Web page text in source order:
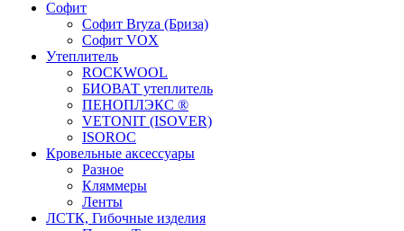
Софит
Софит Bryza (Бриза)
Софит VOX
Утеплитель
ROCKWOOL
БИОВАТ утеплитель
ПЕНОПЛЭКС ®
VETONIT (ISOVER)
ISOROC
Кровельные аксессуары
Разное
Кляммеры
Ленты
ЛСТК, Гибочные изделия